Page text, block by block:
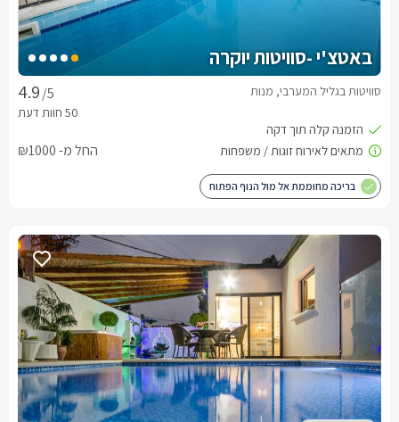
באטצ'י -סוויטות יוקרה
/5 סוויטות בגליל המערבי, מנות
החל מ- ₪1000
בריכה מחוממת אל מול הנוף הפתוח